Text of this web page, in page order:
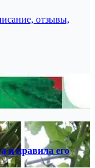
отзывы,
и правила его